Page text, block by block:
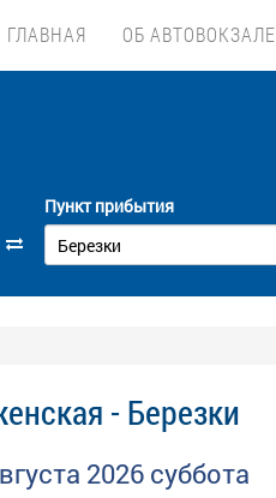
ГЛАВНАЯ ОБ АВТОВОКЗАЛЕ
Пункт прибытия
- Березки
2026 суббота